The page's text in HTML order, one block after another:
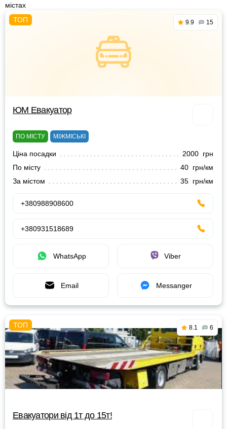
містах
9.9 15
ЮМ Евакуатор
ПО МІСТУ МІЖМІСЬКІ
Ціна посадки
2000 грн
По місту
40 грн/км
За містом
35 грн/км
+380988908600
+380931518689
WhatsApp Viber
Email Messanger
8.1 6
Евакуатори від 1т до 15т!